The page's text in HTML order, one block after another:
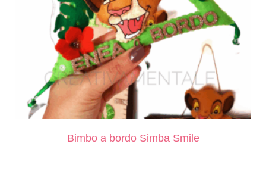
Bimbo a bordo Simba Smile